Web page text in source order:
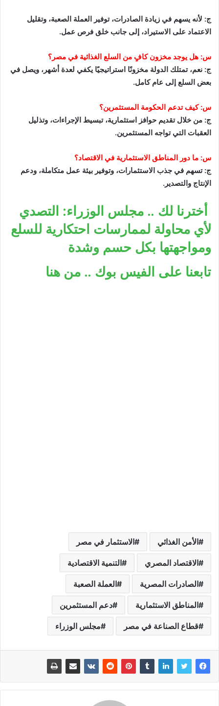
ج: لأنه يسهم في زيادة الصادرات، توفير العملة الصعبة، وتقليل
الاعتماد على الاستيراد، إلى جانب خلق فرص عمل.
س: هل يوجد مخزون كافٍ من السلع الغذائية في مصر؟
ج: نعم، تمتلك الدولة مخزونًا استراتيجيًا يكفي لعدة أشهر، ويصل في
بعض السلع إلى عام كامل.
س: كيف تدعم الحكومة المستثمرين؟
ج: من خلال تقديم حوافز استثمارية، تبسيط الإجراءات، وتذليل
العقبات التي تواجه المستثمرين.
س: ما دور المناطق الاستثمارية في الاقتصاد؟
ج: تسهم في جذب الاستثمارات، وتوفير بيئة عمل متكاملة، ودعم
الإنتاج والتصدير.
أخترنا لك .. مجلس الوزراء: التصدي
لأي محاولة لممارسات احتكارية للسلع
ومواجهتها بكل حسم وشدة
تابعنا على الفيس بوك .. من هنا
الأمن الغذائي الاستثمار في مصر
الاقتصاد المصري التنمية الاقتصادية
الصادرات المصرية العملة الصعبة
المناطق الاستثمارية دعم المستثمرين
قطاع الصناعة في مصر مجلس الوزراء